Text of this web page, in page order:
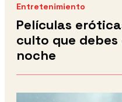
Entretenimiento
Películas
culto que
noche